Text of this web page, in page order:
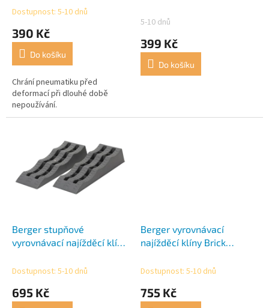
Saver
Průměrné
produktu
5,0
5
hvězdiček.
Dostupnost: 5-10 dnů
390 Kč
Do košíku
Chrání pneumatiku před
deformací při dlouhé době
nepoužívání.
5-10 dnů
399 Kč
Do košíku
Berger stupňové
vyrovnávací najížděcí klíny
Dostupnost: 5-10 dnů
695 Kč
Berger vyrovnávací
najížděcí klíny Brick
Dostupnost: 5-10 dnů
755 Kč